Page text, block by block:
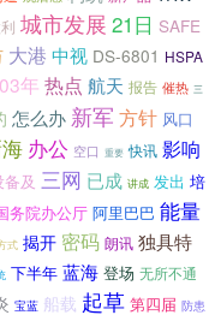
城市发展 21日 SAFE
大港 中视 DS-6801 HSPA
年 热点 航天 报告 催热 三
怎么办 新军 方针 风口
办公 空口 重要 快讯 影响
备及 三网 已成 讲成 发出 培
务院办公厅 阿里巴巴 能量
式 揭开 密码 朗讯 独具特
下半年 蓝海 登场 无所不通
宝蓝 船载 起草 第四届 防患